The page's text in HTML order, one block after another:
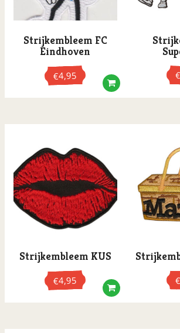
Strijkembleem FC
Eindhoven
€4,95
Strijkembleem KUS
€4,95